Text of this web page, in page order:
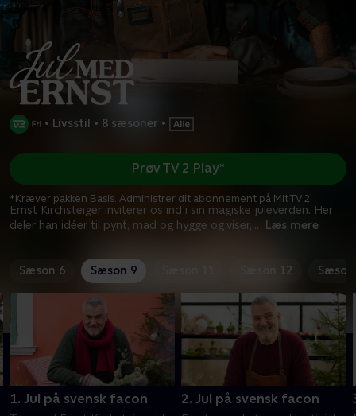
• Livsstil • 8 sæsoner •
Ernst Kirchsteiger inviterer os ind i sin magiske juleverden. Her
deler han idéer til pynt, mad og hygge og viser,... Læs mere
Prøv TV 2 Play*
*Kræver pakken Basis. Administrer dit abonnement på Mit TV 2.
Sæson 6 Sæson 9 Sæson 12 Sæson
1. Jul på svensk facon 2. Jul på svensk facon